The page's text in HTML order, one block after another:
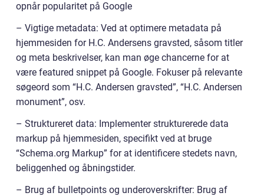
opnår popularitet på Google
– Vigtige metadata: Ved at optimere metadata på
hjemmesiden for H.C. Andersens gravsted, såsom titler
og meta beskrivelser, kan man øge chancerne for at
være featured snippet på Google. Fokuser på relevante
søgeord som “H.C. Andersen gravsted”, “H.C. Andersen
monument”, osv.
– Struktureret data: Implementer strukturerede data
markup på hjemmesiden, specifikt ved at bruge
“Schema.org Markup” for at identificere stedets navn,
beliggenhed og åbningstider.
– Brug af bulletpoints og underoverskrifter: Brug af